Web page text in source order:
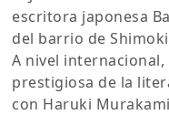
escritora japonesa
del barrio de
A nivel internacional,
prestigiosa de la
con Haruki